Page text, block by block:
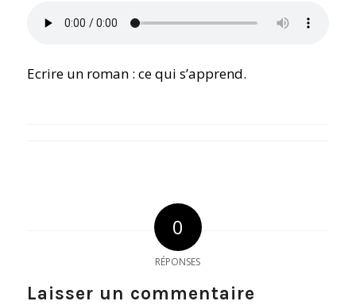
Ecrire un roman : ce qui s’apprend.
0
RÉPONSES
Laisser un commentaire